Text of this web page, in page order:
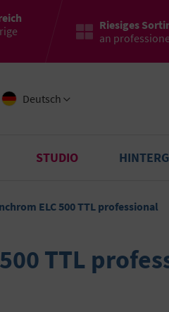
Riesiges
an
Deutsch
STUDIO
ELC 500 TTL professional
TTL